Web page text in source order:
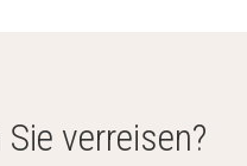
verreisen?